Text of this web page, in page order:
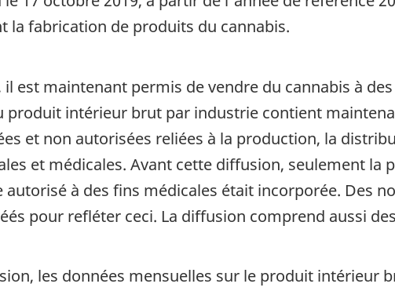
la fabrication de produits du cannabis.
est maintenant permis de vendre du cannabis à
produit intérieur brut par industrie contient
et non autorisées reliées à la production, la
et médicales. Avant cette diffusion, seulement la
à des fins médicales était incorporée. Des
pour refléter ceci. La diffusion comprend aussi
les données mensuelles sur le produit intérieur